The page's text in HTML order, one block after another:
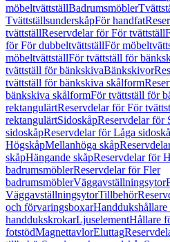
möbeltvättställBadrumsmöbler
TvättställsunderskåpFör handfat
tvättställReservdelar för För tvättställ
för För dubbeltvättställFör
möbeltvättställFör tvättställ för
tvättställ för bänkskivaBänkskivor
tvättställ för bänkskiva skålform
bänkskiva skålformFör tvättställ för
rektangulärtReservdelar för För
rektangulärtSidoskåpReservdelar för
sidoskåpReservdelar för Låga
HögskåpMellanhöga skåp
skåpHängande skåpReservdelar för
badrumsmöblerReservdelar för Fler
badrumsmöblerVäggavställningsytor
VäggavställningsytorTillbehör
och förvaringsboxarHanddukshållare
handdukskrokarLjuselementHållare
fotstödMagnettavlorEluttag